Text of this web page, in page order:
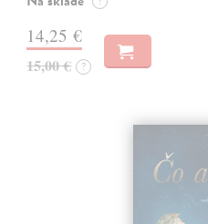
14,25 €
15,00 € ?